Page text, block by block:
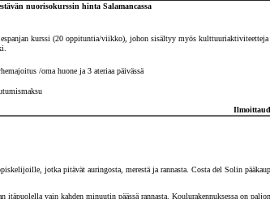
nuorisokurssin hintaSalamancassa
kurssi (20 oppituntia/viikko), johon sisältyy myös kulttuuriaktiviteetteja
/oma huone ja 3 ateriaa päivässä
jotka pitävät auringosta, merestä ja rannasta. Costa del Solin
itäpuolella vain kahden minuutin päässä rannasta. Koulurakennuksessa on